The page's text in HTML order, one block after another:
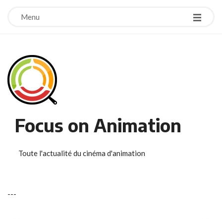
Menu
Focus on Animation
Toute l'actualité du cinéma d'animation
---